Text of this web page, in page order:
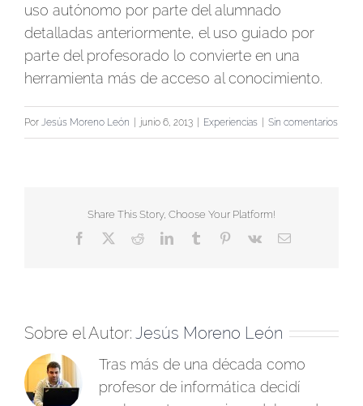
uso autónomo por parte del alumnado
detalladas anteriormente, el uso guiado por
parte del profesorado lo convierte en una
herramienta más de acceso al conocimiento.
Por Jesús Moreno León junio 6, 2013 Experiencias Sin comentarios
Share This Story, Choose Your Platform!
Facebook RedditLinkedInTumblr Pinterest
Vk
Correo
Sobre el Autor: Jesús Moreno León
Tras más de una década como
profesor de informática decidí